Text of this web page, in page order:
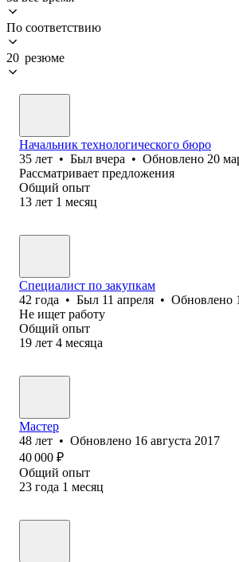
По соответствию
20 резюме
Начальник технологического бюро
35 лет • Был вчера • Обновлено 20
Рассматривает предложения
Общий опыт
13 лет 1 месяц
Специалист по закупкам
42 года • Был 11 апреля • Обновлено
Не ищет работу
Общий опыт
19 лет 4 месяца
Мастер
48 лет • Обновлено 16 августа 2017
40 000 ₽
Общий опыт
23 года 1 месяц